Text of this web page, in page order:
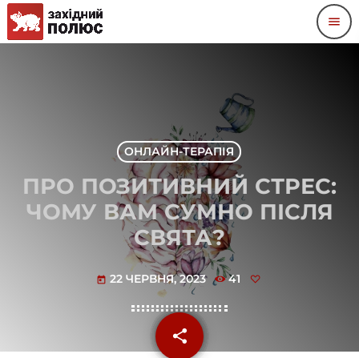
menu
ОНЛАЙН-ТЕРАПІЯ
ПРО ПОЗИТИВНИЙ СТРЕС:
ЧОМУ ВАМ СУМНО ПІСЛЯ
СВЯТА?
today 22 ЧЕРВНЯ, 2023 41
share
email